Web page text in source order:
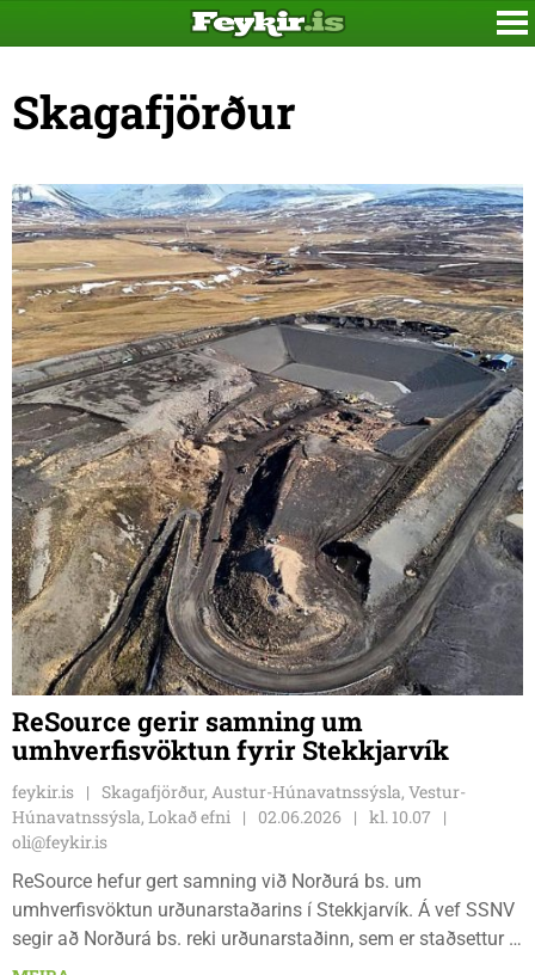
Skagafjörður
ReSource gerir samning um
umhverfisvöktun fyrir Stekkjarvík
feykir.is
Skagafjörður, Austur-Húnavatnssýsla, Vestur-
Húnavatnssýsla, Lokað efni
02.06.2026
kl. 10.07
oli@feykir.is
ReSource hefur gert samning við Norðurá bs. um
umhverfisvöktun urðunarstaðarins í Stekkjarvík. Á vef SSNV
segir að Norðurá bs. reki urðunarstaðinn, sem er staðsettur í
landi Sölvabakka á Blönduósi. Byggðasamlagið er í eigu